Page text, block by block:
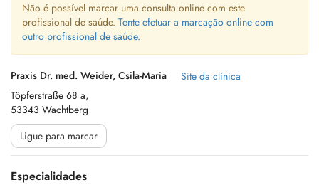
Não é possível marcar uma consulta online com este
profissional de saúde. Tente efetuar a marcação online com
outro profissional de saúde.
Praxis Dr. med. Weider, Csila-Maria
Töpferstraße 68 a,
53343 Wachtberg
Site da clínica
Ligue para marcar
Especialidades